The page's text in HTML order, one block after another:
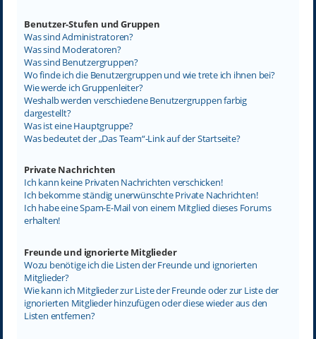
Benutzer-Stufen und Gruppen
Was sind Administratoren?
Was sind Moderatoren?
Was sind Benutzergruppen?
Wo finde ich die Benutzergruppen und wie trete ich ihnen bei?
Wie werde ich Gruppenleiter?
Weshalb werden verschiedene Benutzergruppen farbig
dargestellt?
Was ist eine Hauptgruppe?
Was bedeutet der „Das Team“-Link auf der Startseite?
Private Nachrichten
Ich kann keine Privaten Nachrichten verschicken!
Ich bekomme ständig unerwünschte Private Nachrichten!
Ich habe eine Spam-E-Mail von einem Mitglied dieses Forums
erhalten!
Freunde und ignorierte Mitglieder
Wozu benötige ich die Listen der Freunde und ignorierten
Mitglieder?
Wie kann ich Mitglieder zur Liste der Freunde oder zur Liste der
ignorierten Mitglieder hinzufügen oder diese wieder aus den
Listen entfernen?